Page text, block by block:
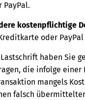
kostenpflichtige
oder
haben Sie
die infolge einer
mangels
falsch